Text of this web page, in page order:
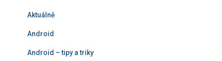
Aktuálně
Android
Android – tipy a triky